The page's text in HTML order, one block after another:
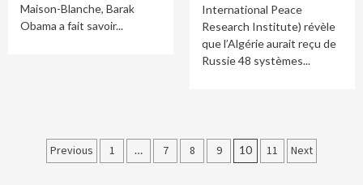
Maison-Blanche, Barak
Obama a fait savoir...
International Peace
Research Institute) révèle
que l’Algérie aurait reçu de
Russie 48 systèmes...
Navigation
Previous 1 … 7 8 9 10 11 Next